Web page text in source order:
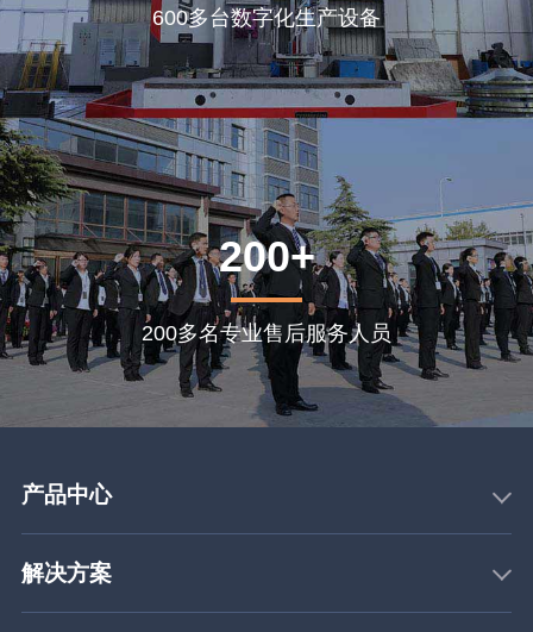
600多台数字化生产设备
200+
200多名专业售后服务人员
产品中心
解决方案